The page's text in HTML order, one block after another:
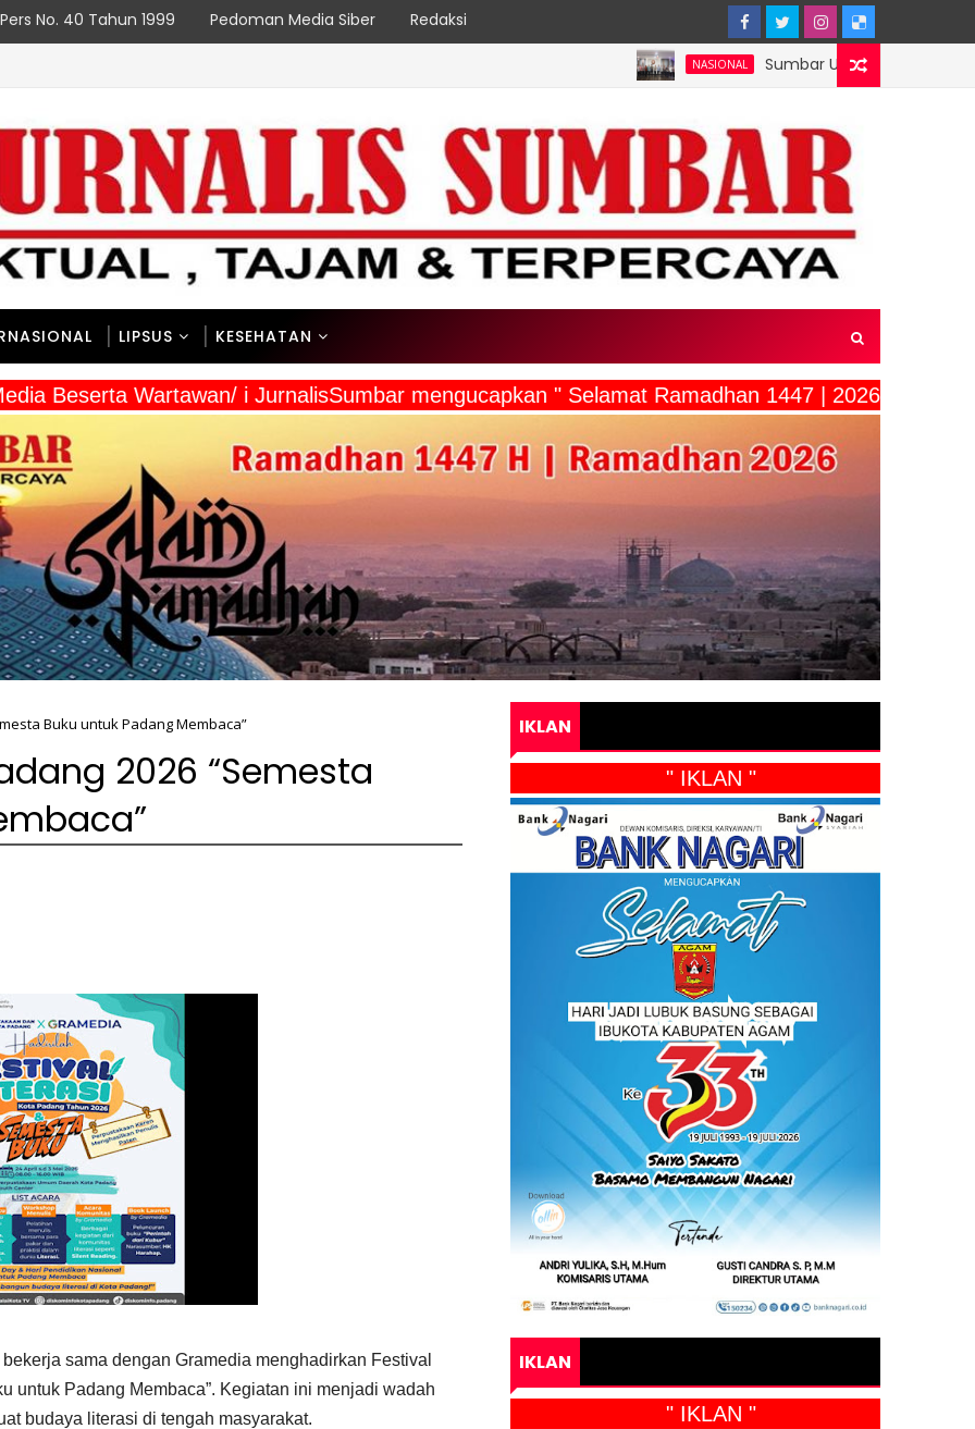
No. 40 Tahun 1999 Pedoman Media Siber Redaksi
Sumbar Usulkan Mentawai Jadi Kawasan
LIPSUS KESEHATAN
Beserta Wartawan/ i JurnalisSumbar mengucapkan " Selamat Ramadhan 1447 | 2026"
Buku untuk Padang Membaca”
2026 “Semesta
sama dengan Gramedia menghadirkan Festival
untuk Padang Membaca”. Kegiatan ini menjadi wadah
budaya literasi di tengah masyarakat.
IKLAN
" IKLAN "
IKLAN
" IKLAN "